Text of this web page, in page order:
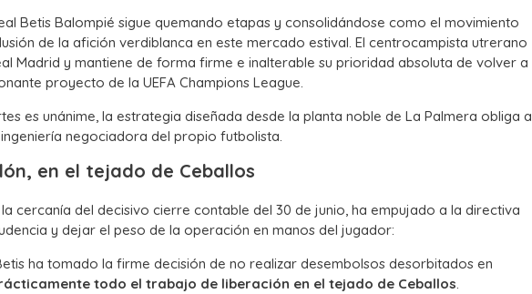
Betis Balompié sigue quemando etapas y consolidándose como el movimiento
de la afición verdiblanca en este mercado estival. El centrocampista utrerano
Madrid y mantiene de forma firme e inalterable su prioridad absoluta de volver a
proyecto de la UEFA Champions League.
es unánime, la estrategia diseñada desde la planta noble de La Palmera obliga a
negociadora del propio futbolista.
en el tejado de Ceballos
cercanía del decisivo cierre contable del 30 de junio, ha empujado a la directiva
y dejar el peso de la operación en manos del jugador:
ha tomado la firme decisión de no realizar desembolsos desorbitados en
todo el trabajo de liberación en el tejado de Ceballos.